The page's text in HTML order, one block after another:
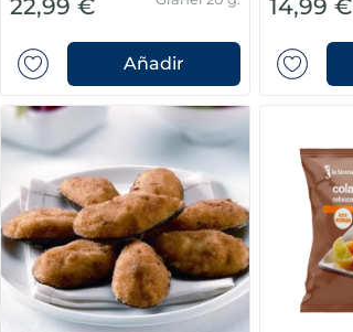
22,99 €
Añadir
14,99 €